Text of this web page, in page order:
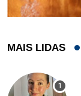
MAIS LIDAS